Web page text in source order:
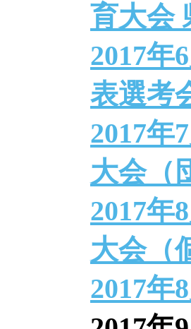
育大会
2017
表選考
2017
大会（
2017
大会（
2017